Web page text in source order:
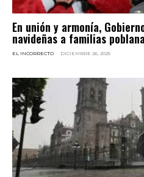
En unión y armonía,
navideñas a familias
EL INCORRECTO - DICIEMBRE 26, 2025